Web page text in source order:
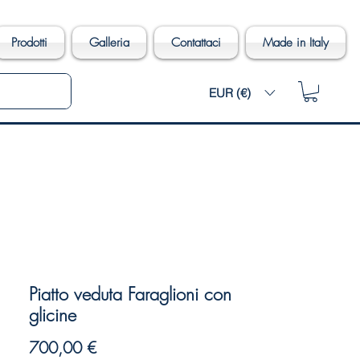
Prodotti Galleria Contattaci Made in Italy
EUR (€)
Piatto veduta Faraglioni con
glicine
700,00 €Prezzo